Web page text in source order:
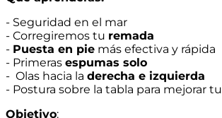
- Seguridad en el mar
- Corregiremos tu remada
- Puesta en pie más efectiva y rápida
- Primeras espumas solo
- Olas hacia la derecha e izquierda
- Postura sobre la tabla para mejorar tu
Objetivo: